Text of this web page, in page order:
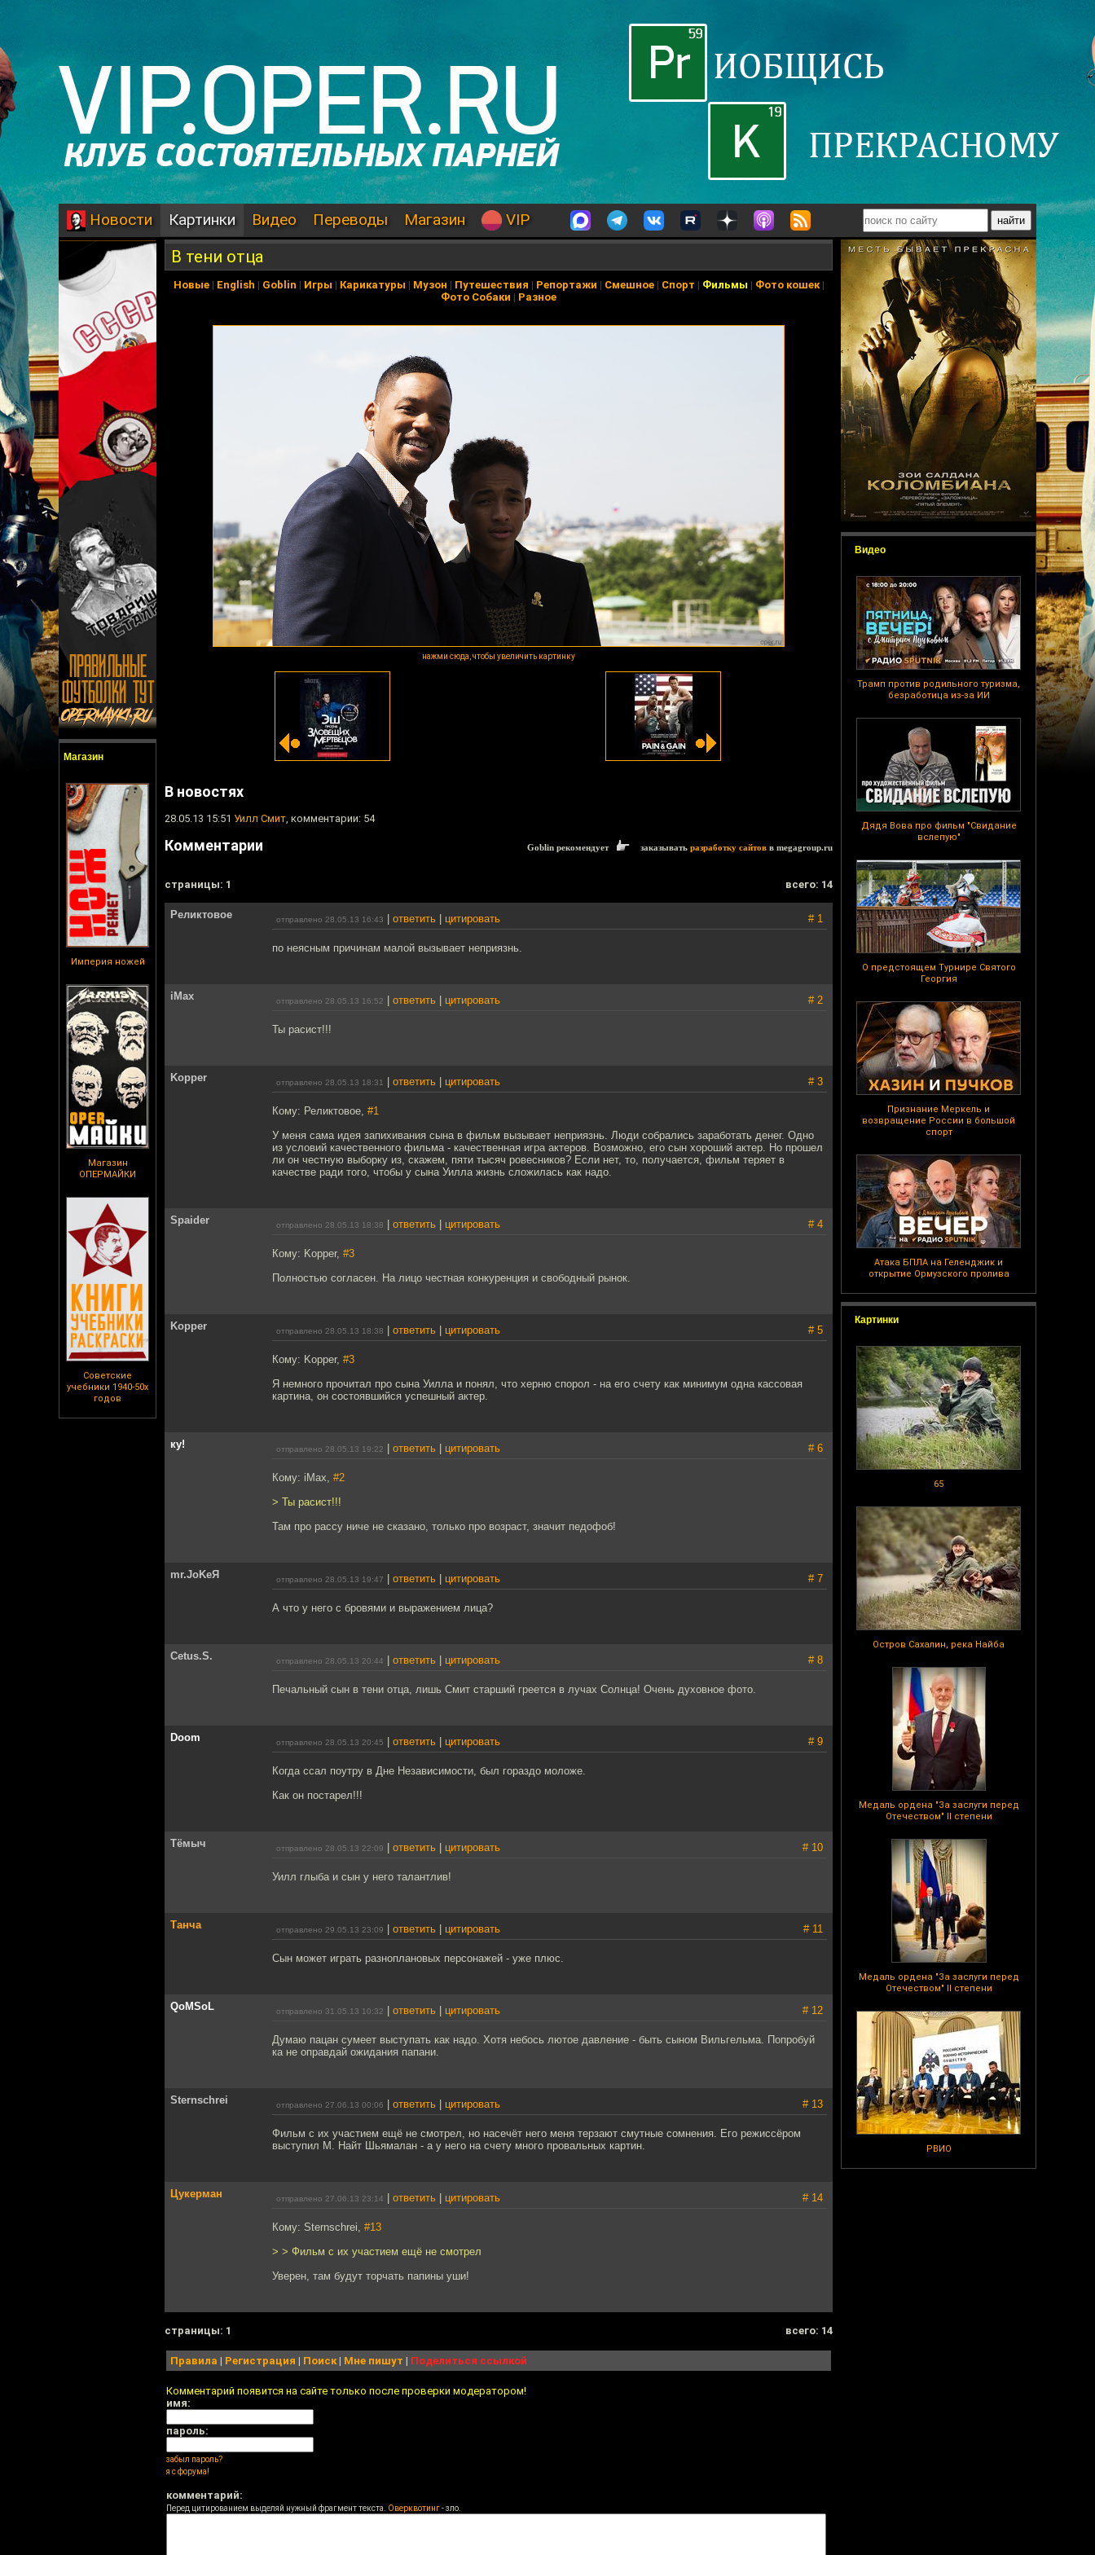
Новости Картинки Видео Переводы Магазин VIP
Магазин
Империя ножей
Магазин
ОПЕРМАЙКИ
Советские
учебники 1940-50х
годов
Видео
Трамп против родильного туризма,
безработица из-за ИИ
Дядя Вова про фильм "Свидание
вслепую"
О предстоящем Турнире Святого
Георгия
Признание Меркель и
возвращение России в большой
спорт
Атака БПЛА на Геленджик и
открытие Ормузского пролива
Картинки
65
Остров Сахалин, река Найба
Медаль ордена "За заслуги перед
Отечеством" II степени
Медаль ордена "За заслуги перед
Отечеством" II степени
РВИО
В тени отца
Новые| English | Goblin | Игры | Карикатуры | Музон | Путешествия | Репортажи | Смешное| Спорт | Фильмы | Фото кошек|
Фото Собаки | Разное
нажми сюда, чтобы увеличить картинку
В новостях
28.05.13 15:51 Уилл Смит, комментарии: 54
Комментарии Goblin рекомендует заказывать разработку сайтов в megagroup.ru
cтраницы: 1 всего: 14
Реликтовое отправлено 28.05.13 16:43 ответить цитировать # 1
по неясным причинам малой вызывает неприязнь.
iMax отправлено 28.05.13 16:52 ответить цитировать # 2
Ты расист!!!
Kopper отправлено 28.05.13 18:31 ответить цитировать # 3
Кому: Реликтовое, #1
У меня сама идея запихивания сына в фильм вызывает неприязнь. Люди собрались заработать денег. Одно
из условий качественного фильма - качественная игра актеров. Возможно, его сын хороший актер. Но прошел
ли он честную выборку из, скажем, пяти тысяч ровесников? Если нет, то, получается, фильм теряет в
качестве ради того, чтобы у сына Уилла жизнь сложилась как надо.
Spaider отправлено 28.05.13 18:38 ответить цитировать # 4
Кому: Kopper, #3
Полностью согласен. На лицо честная конкуренция и свободный рынок.
Kopper отправлено 28.05.13 18:38 ответить цитировать # 5
Кому: Kopper, #3
Я немного прочитал про сына Уилла и понял, что херню спорол - на его счету как минимум одна кассовая
картина, он состоявшийся успешный актер.
ку! отправлено 28.05.13 19:22 ответить цитировать # 6
Кому: iMax, #2
> Ты расист!!!
Там про рассу ниче не сказано, только про возраст, значит педофоб!
mr.JoKeЯ отправлено 28.05.13 19:47 ответить цитировать # 7
А что у него с бровями и выражением лица?
Cetus.S. отправлено 28.05.13 20:44 ответить цитировать # 8
Печальный сын в тени отца, лишь Смит старший греется в лучах Солнца! Очень духовное фото.
Doom отправлено 28.05.13 20:45 ответить цитировать # 9
Когда ссал поутру в Дне Независимости, был гораздо моложе.
Как он постарел!!!
Тёмыч отправлено 28.05.13 22:09 ответить цитировать # 10
Уилл глыба и сын у него талантлив!
Танча отправлено 29.05.13 23:09 ответить цитировать # 11
Сын может играть разноплановых персонажей - уже плюс.
QoMSoL отправлено 31.05.13 10:32 ответить цитировать # 12
Думаю пацан сумеет выступать как надо. Хотя небось лютое давление - быть сыном Вильгельма. Попробуй
ка не оправдай ожидания папани.
Sternschrei отправлено 27.06.13 00:06 ответить цитировать # 13
Фильм с их участием ещё не смотрел, но насечёт него меня терзают смутные сомнения. Его режиссёром
выступил М. Найт Шьямалан - а у него на счету много провальных картин.
Цукерман отправлено 27.06.13 23:14 ответить цитировать # 14
Кому: Sternschrei, #13
> > Фильм с их участием ещё не смотрел
Уверен, там будут торчать папины уши!
cтраницы: 1 всего: 14
Правила | Регистрация | Поиск| Мне пишут | Поделиться ссылкой
Комментарий появится на сайте только после проверки модератором!
имя:
пароль:
забыл пароль?
я с форума!
комментарий:
Перед цитированием выделяй нужный фрагмент текста. Оверквотинг- зло.